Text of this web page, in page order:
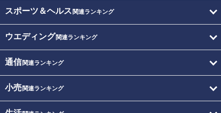
スポーツ＆ヘルス 関連ランキング
ウエディング関連ランキング
通信関連ランキング
小売関連ランキング